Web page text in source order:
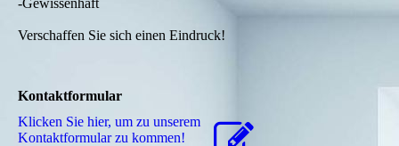
Verschaffen Sie sich einen Eindruck!
Kontaktformular
Klicken Sie hier, um zu unserem
Kon­takt­for­mu­lar zu kommen!